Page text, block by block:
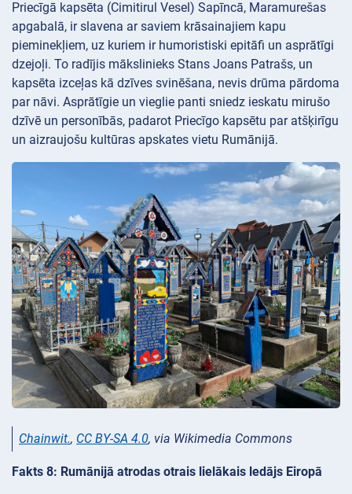
Priecīgā kapsēta (Cimitirul Vesel) Sapīncā, Maramurešas
apgabalā, ir slavena ar saviem krāsainajiem kapu
pieminekļiem, uz kuriem ir humoristiski epitāfi un asprātīgi
dzejoļi. To radījis mākslinieks Stans Joans Patrašs, un
kapsēta izceļas kā dzīves svinēšana, nevis drūma pārdoma
par nāvi. Asprātīgie un vieglie panti sniedz ieskatu mirušo
dzīvē un personībās, padarot Priecīgo kapsētu par atšķirīgu
un aizraujošu kultūras apskates vietu Rumānijā.
Chainwit., CC BY-SA 4.0, via Wikimedia Commons
Fakts 8: Rumānijā atrodas otrais lielākais ledājs Eiropā